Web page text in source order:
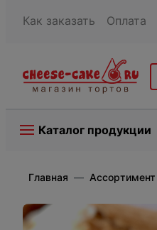
Как заказать Оплата
Каталог продукции
Главная Ассортимент